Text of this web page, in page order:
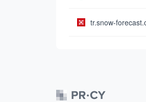
tr.snow-